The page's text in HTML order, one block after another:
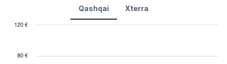
Qashqai Xterra
80 €
120 €